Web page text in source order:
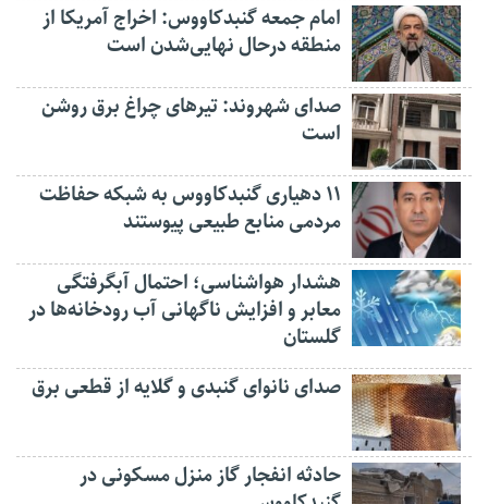
امام جمعه گنبدکاووس: اخراج آمریکا از
منطقه درحال نهایی‌شدن است
صدای شهروند: تیرهای چراغ برق روشن
است
۱۱ دهیاری گنبدکاووس به شبکه حفاظت
مردمی منابع طبیعی پیوستند
هشدار هواشناسی؛ احتمال آبگرفتگی
معابر و افزایش ناگهانی آب رودخانه‌ها در
گلستان
صدای نانوای گنبدی و گلایه از قطعی برق
حادثه انفجار گاز منزل مسکونی در